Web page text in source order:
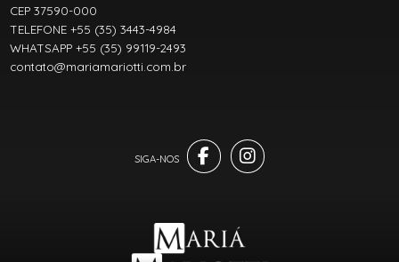
CEP 37590-000
TELEFONE +55 (35) 3443-4984
WHATSAPP +55 (35) 99119-2493
contato@mariamariotti.com.br